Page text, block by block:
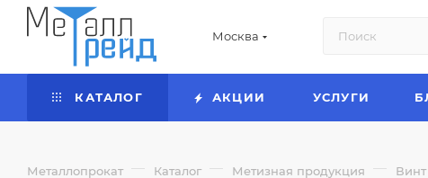
Москва
КАТАЛОГ АКЦИИ УСЛУГИ
Металлопрокат — Каталог — Метизная продукция —